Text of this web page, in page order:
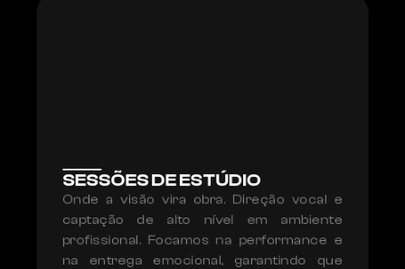
SESSÕES DE ESTÚDIO
Onde a visão vira obra. Direção vocal e
captação de alto nível em ambiente
profissional. Focamos na performance e
na entrega emocional, garantindo que